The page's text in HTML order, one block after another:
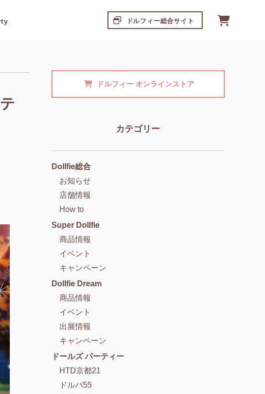
ドルフィー総合サイト
ドルフィー オンラインストア
カテゴリー
Dollfie総合
お知らせ
店舗情報
How to
Super Dollfie
商品情報
イベント
キャンペーン
Dollfie Dream
商品情報
イベント
出展情報
キャンペーン
ドールズ パーティー
HTD京都21
ドルパ55